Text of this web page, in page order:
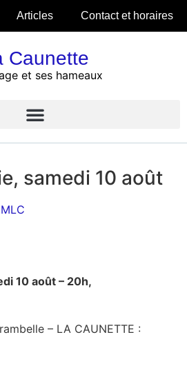
Articles Contact et horaires
Caunette
et ses hameaux
samedi 10 août
10 août – 20h,
– LA CAUNETTE :